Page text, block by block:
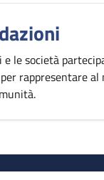
e le società
rappresentare al